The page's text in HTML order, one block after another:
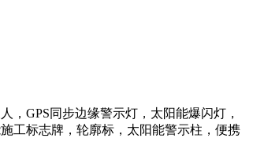
GPS同步边缘警示灯，太阳能爆闪灯，
工标志牌，轮廓标，太阳能警示柱，便携